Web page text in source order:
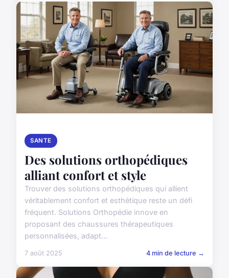
SANTE
Des solutions orthopédiques
alliant confort et style
Trouver des solutions orthopédiques qui allient
véritablement confort et esthétique reste un défi
fréquent. Solutions Orthopédie innove en
proposant des chaussures thérapeutiques
personnalisées, adapt...
7 août 2025 4 min de lecture →